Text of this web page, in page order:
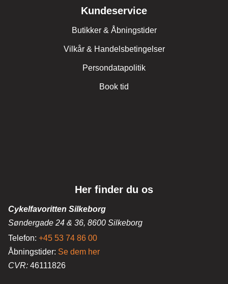
Kundeservice
Butikker & Åbningstider
Vilkår & Handelsbetingelser
Persondatapolitik
Book tid
Her finder du os
Cykelfavoritten Silkeborg
Søndergade 24 & 36, 8600 Silkeborg
Telefon: +45 53 74 86 00
Åbningstider: Se dem her
CVR: 46111826